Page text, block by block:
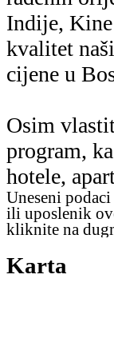
Indije,
kvalitet
cijene u
Osim
program,
hotele,
Uneseni
ili uposlenik
kliknite na
Karta